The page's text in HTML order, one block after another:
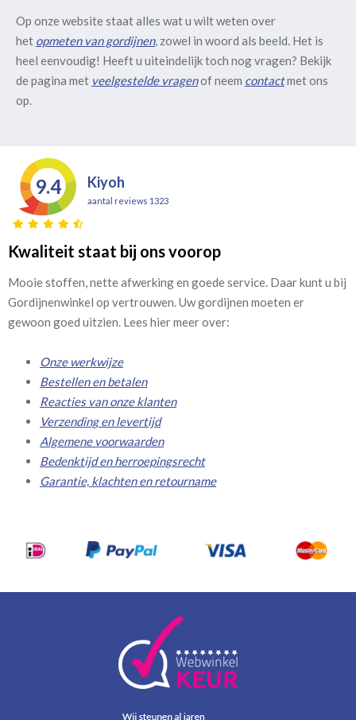
Op onze website staat alles wat u wilt weten over
het opmeten van gordijnen, zowel in woord als beeld. Het is
heel eenvoudig! Heeft u uiteindelijk toch nog vragen? Bekijk
de pagina met veelgestelde vragenof neem contactmet ons
op.
9.4 Kiyoh
aantal reviews 1323
Kwaliteit staat bij ons voorop
Mooie stoffen, nette afwerking en goede service. Daar kunt u bij
Gordijnenwinkel op vertrouwen. Uw gordijnen moeten er
gewoon goed uitzien. Lees hier meer over:
Onze werkwijze
Bestellen en betalen
Reacties van onze klanten
Verzending en levertijd
Algemene voorwaarden
Bedenktijd en herroepingsrecht
Garantie, klachten en retourname